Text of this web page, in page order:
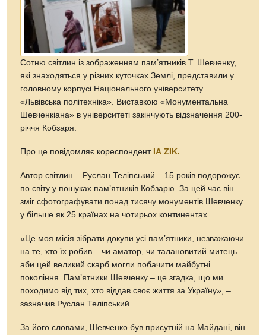
Сотню світлин із зображенням пам’ятників Т. Шевченку,
які знаходяться у різних куточках Землі, представили у
головному корпусі Національного університету
«Львівська політехніка». Виставкою «Монументальна
Шевченкіана» в університеті закінчують відзначення 200-
річчя Кобзаря.
Про це повідомляє кореспондент ІА ZIK.
Автор світлин – Руслан Теліпський – 15 років подорожує
по світу у пошуках пам’ятників Кобзарю. За цей час він
зміг сфотографувати понад тисячу монументів Шевченку
у більше як 25 країнах на чотирьох континентах.
«Це моя місія зібрати докупи усі пам’ятники, незважаючи
на те, хто їх робив – чи аматор, чи талановитий митець –
аби цей великий скарб могли побачити майбутні
покоління. Пам’ятники Шевченку – це згадка, що ми
походимо від тих, хто віддав своє життя за Україну», –
зазначив Руслан Теліпський.
За його словами, Шевченко був присутній на Майдані, він